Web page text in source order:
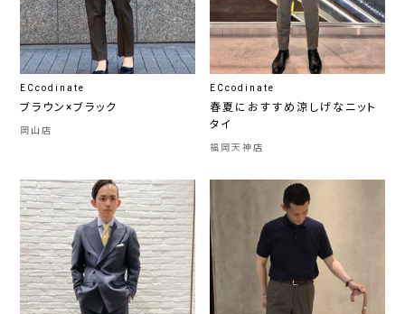
ECcodinate
ブラウン×ブラック
岡山店
ECcodinate
春夏におすすめ涼しげなニット
タイ
福岡天神店